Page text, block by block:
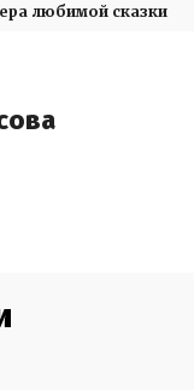
любимой сказки